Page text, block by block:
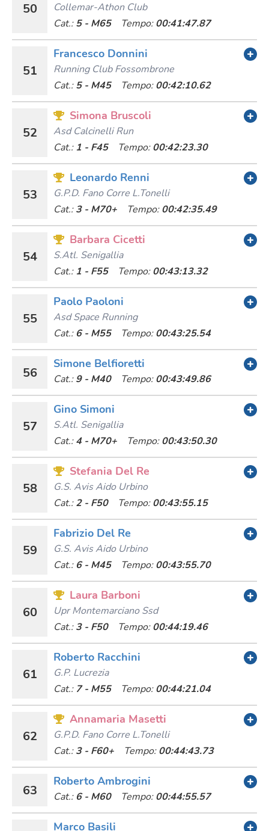
50
Collemar-Athon Club
Cat.: 5 - M65 Tempo: 00:41:47.87
51
Francesco Donnini
Running Club Fossombrone
Cat.: 5 - M45 Tempo: 00:42:10.62
52
Simona Bruscoli
Asd Calcinelli Run
Cat.: 1 - F45 Tempo: 00:42:23.30
53
Leonardo Renni
G.p.d. Fano Corre L.tonelli
Cat.: 3 - M70+ Tempo: 00:42:35.49
54
Barbara Cicetti
S.atl. Senigallia
Cat.: 1 - F55 Tempo: 00:43:13.32
55
Paolo Paoloni
Asd Space Running
Cat.: 6 - M55 Tempo: 00:43:25.54
56
Simone Belfioretti
Cat.: 9 - M40 Tempo: 00:43:49.86
57
Gino Simoni
S.atl. Senigallia
Cat.: 4 - M70+ Tempo: 00:43:50.30
58
Stefania Del Re
G.s. Avis Aido Urbino
Cat.: 2 - F50 Tempo: 00:43:55.15
59
Fabrizio Del Re
G.s. Avis Aido Urbino
Cat.: 6 - M45 Tempo: 00:43:55.70
60
Laura Barboni
Upr Montemarciano Ssd
Cat.: 3 - F50 Tempo: 00:44:19.46
61
Roberto Racchini
G.p. Lucrezia
Cat.: 7 - M55 Tempo: 00:44:21.04
62
Annamaria Masetti
G.p.d. Fano Corre L.tonelli
Cat.: 3 - F60+ Tempo: 00:44:43.73
63
Roberto Ambrogini
Cat.: 6 - M60 Tempo: 00:44:55.57
Marco Basili